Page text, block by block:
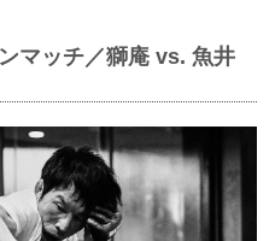
マッチ／獅庵 vs. 魚井